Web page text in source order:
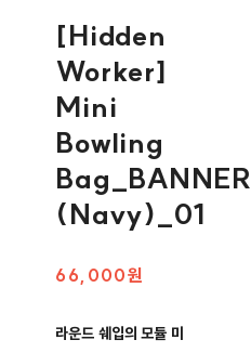
[Hidden
Worker]
Mini
Bowling
Bag_BANNER
(Navy)_01
66,000원
라운드 쉐입의 모듈 미